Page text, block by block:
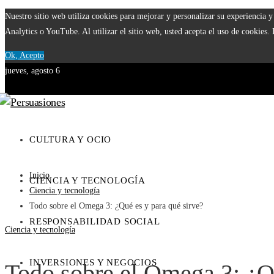
Nuestro sitio web utiliza cookies para mejorar y personalizar su experiencia
Analytics o YouTube. Al utilizar el sitio web, usted acepta el uso de
Ok, Acepto
jueves, agosto 6
CULTURA Y OCIO
CIENCIA Y TECNOLOGÍA
RESPONSABILIDAD SOCIAL
INVERSIONES Y NEGOCIOS
Inicio
Ciencia y tecnología
Todo sobre el Omega 3: ¿Qué es y para qué sirve?
Ciencia y tecnología